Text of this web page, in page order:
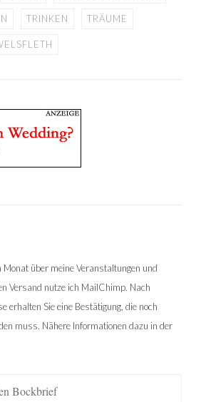
TRINKEN TRÄUME
über meine Veranstaltungen und
Versand nutze ich MailChimp. Nach
erhalten Sie eine Bestätigung, die noch
muss. Nähere Informationen dazu in der